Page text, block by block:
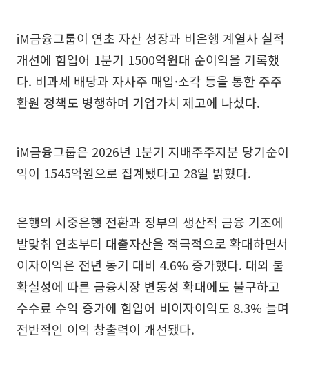
iM금융그룹이 연초 자산 성장과 비은행 계열사 실적
개선에 힘입어 1분기 1500억원대 순이익을 기록했
다. 비과세 배당과 자사주 매입·소각 등을 통한 주주
환원 정책도 병행하며 기업가치 제고에 나섰다.
iM금융그룹은 2026년 1분기 지배주주지분 당기순이
익이 1545억원으로 집계됐다고 28일 밝혔다.
은행의 시중은행 전환과 정부의 생산적 금융 기조에
발맞춰 연초부터 대출자산을 적극적으로 확대하면서
이자이익은 전년 동기 대비 4.6% 증가했다. 대외 불
확실성에 따른 금융시장 변동성 확대에도 불구하고
수수료 수익 증가에 힘입어 비이자이익도 8.3% 늘며
전반적인 이익 창출력이 개선됐다.